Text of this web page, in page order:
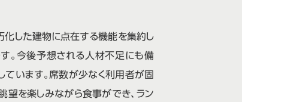
化した建物に点在する機能を集約し
。今後予想される人材不足にも備
ています。席数が少なく利用者が固
望を楽しみながら食事ができ、ラン